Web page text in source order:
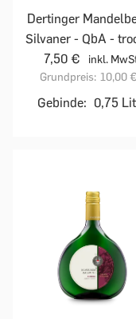
Dertinger
Silvaner - QbA -
7,50 €
inkl.
Grundpreis: 10,00
Gebinde: 0,75